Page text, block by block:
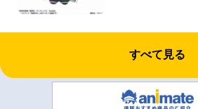
すべて見る